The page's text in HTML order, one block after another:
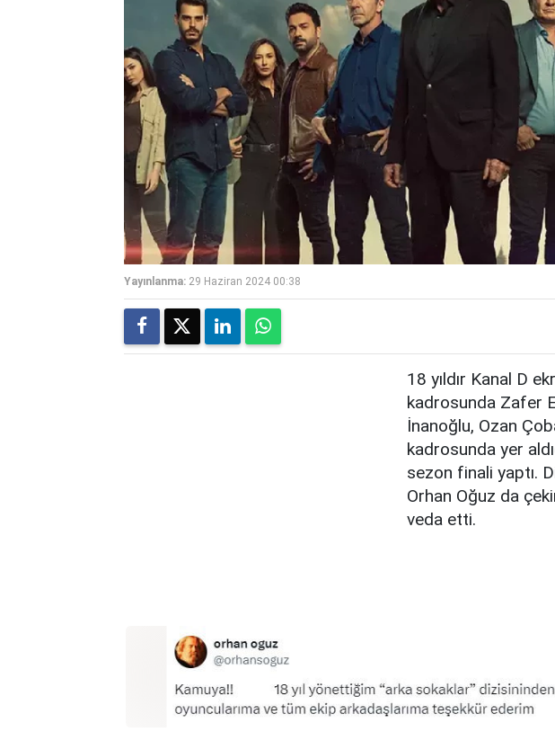
Yayınlanma: 29 Haziran 2024 00:38
18 yıldır Kanal D
kadrosunda Zafer
İnanoğlu, Ozan
kadrosunda yer
sezon finali yaptı.
Orhan Oğuz da
veda etti.